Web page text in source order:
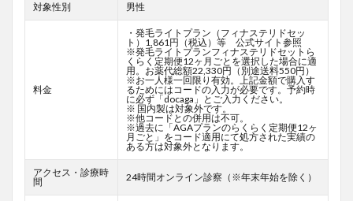
対象性別 男性
料金
・発毛ライトプラン（フィナステリドセッ
ト）1,861円（税込）等 公式サイト参照
※発毛ライトプランフィナステリドセットら
くらく定期便12ヶ月ごとを選択した場合に適
用。お薬代総額22,330円（別途送料550円）
※お一人様一回限り有効。上記金額で購入す
るためにはコードの入力が必要です。予約時
に必ず「docaga」とご入力ください。
※ 国内製は対象外です。
※他コードとの併用は不可。
※過去に「AGAプランのらくらく定期便12ヶ
月ごと」をコード適用にて処方された実績の
ある方は対象外となります。
アクセス・診療時
間
24時間オンライン診察（※年末年始を除く）